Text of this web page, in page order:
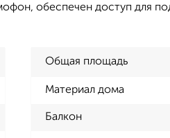
обеспечен доступ для
Общая площадь
Материал дома
Балкон